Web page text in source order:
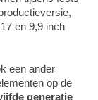
en 9,9 inch
een ander
op de
generatie